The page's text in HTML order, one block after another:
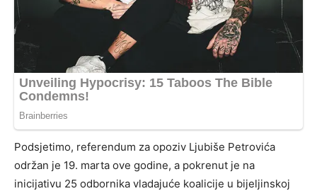
Podsjetimo, referendum za opoziv Ljubiše Petrovića
održan je 19. marta ove godine, a pokrenut je na
inicijativu 25 odbornika vladajuće koalicije u bijeljinskoj